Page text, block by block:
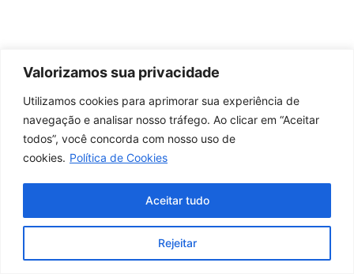
Valorizamos sua privacidade
Utilizamos cookies para aprimorar sua experiência de
navegação e analisar nosso tráfego. Ao clicar em “Aceitar
todos”, você concorda com nosso uso de
cookies. Política de Cookies
Rejeitar
Aceitar tudo